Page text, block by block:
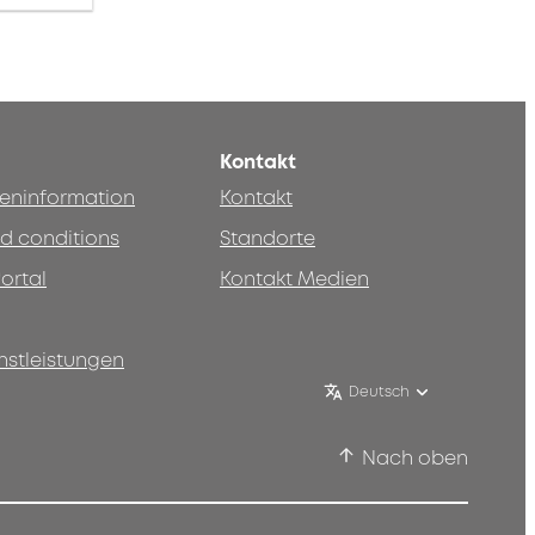
conditions
Kontakt
Kontakt
Standorte
Kontakt Medien
Deutsch
Nach oben